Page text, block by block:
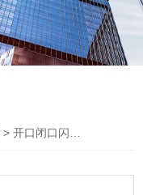
>开口闭口闪点测试仪